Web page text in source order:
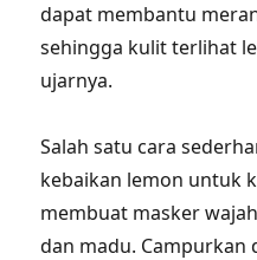
dapat membantu
sehingga kulit terlihat
ujarnya.
Salah satu cara
kebaikan lemon untuk
membuat masker
dan madu. Campurkan